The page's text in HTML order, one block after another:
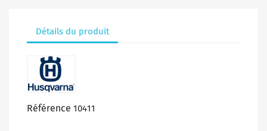
Détails du produit
Référence 10411